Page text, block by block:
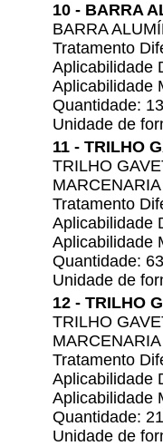
10 - BARRA
BARRA
Tratamento
Aplicabilidade
Aplicabilidade
Quantidade:
Unidade de
11 - TRILHO
TRILHO
MARCENARIA
Tratamento
Aplicabilidade
Aplicabilidade
Quantidade:
Unidade de
12 - TRILHO
TRILHO
MARCENARIA
Tratamento
Aplicabilidade
Aplicabilidade
Quantidade:
Unidade de